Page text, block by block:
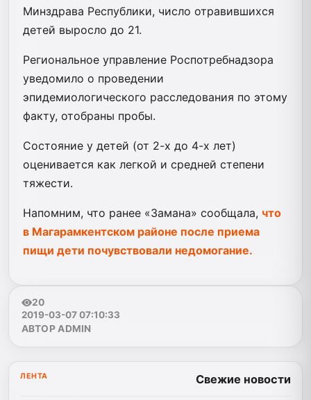
Минздрава Республики, число отравившихся
детей выросло до 21.
Региональное управление Роспотребнадзора
уведомило о проведении
эпидемиологического расследования по этому
факту, отобраны пробы.
Состояние у детей (от 2-х до 4-х лет)
оценивается как легкой и средней степени
тяжести.
Напомним, что ранее «Замана» сообщала, что
в Магарамкентском районе после приема
пищи дети почувствовали недомогание.
20
2019-03-07 07:10:33
АВТОР ADMIN
ЛЕНТА Свежие новости